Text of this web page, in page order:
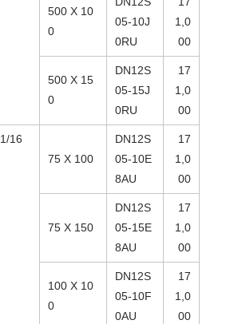
500 X 10
0
05-10J
0RU
1,0
00
500 X 15
0
DN12S
05-15J
0RU
17
1,0
00
1/16
75 X 100
DN12S
05-10E
8AU
17
1,0
00
75 X 150
DN12S
05-15E
8AU
17
1,0
00
100 X 10
0
DN12S
05-10F
0AU
17
1,0
00